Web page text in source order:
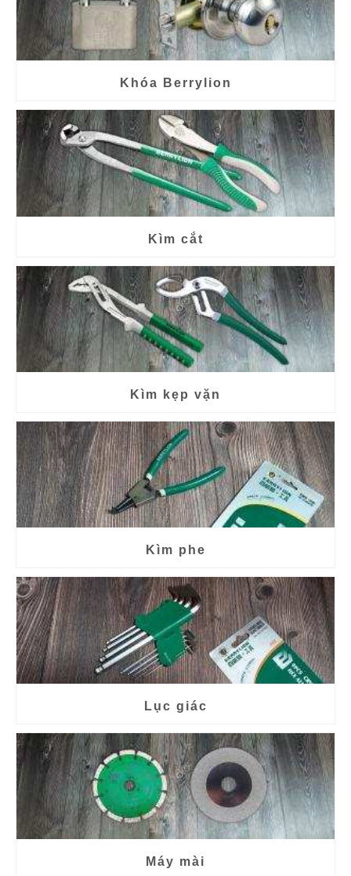
Khóa Berrylion
Kìm cắt
Kìm kẹp vặn
Kìm phe
Lục giác
Máy mài